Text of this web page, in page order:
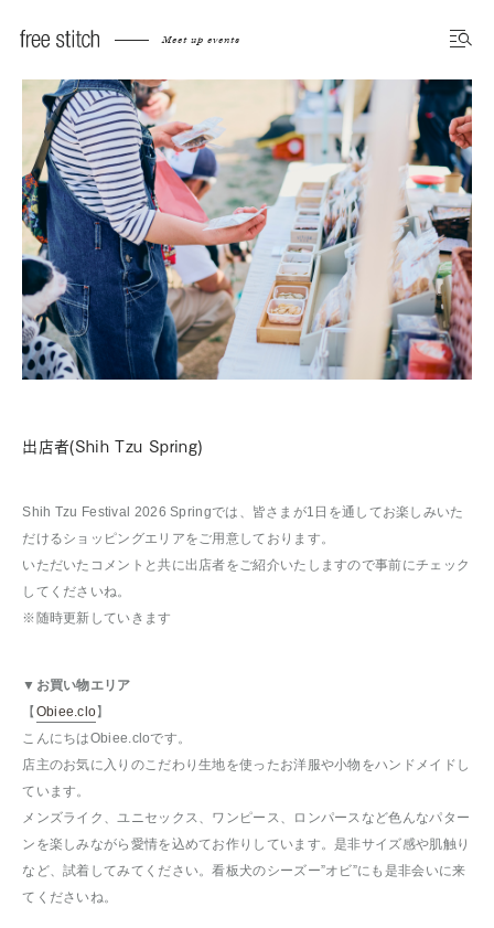
Meet up events
出店者(Shih Tzu Spring)
Shih Tzu Festival 2026 Springでは、皆さまが1日を通してお楽しみいた
だけるショッピングエリアをご用意しております。
いただいたコメントと共に出店者をご紹介いたしますので事前にチェック
してくださいね。
※随時更新していきます
▼お買い物エリア
【Obiee.clo】
こんにちはObiee.cloです。
店主のお気に入りのこだわり生地を使ったお洋服や小物をハンドメイドし
ています。
メンズライク、ユニセックス、ワンピース、ロンパースなど色んなパター
ンを楽しみながら愛情を込めてお作りしています。是非サイズ感や肌触り
など、試着してみてください。看板犬のシーズー”オビ”にも是非会いに来
てくださいね。